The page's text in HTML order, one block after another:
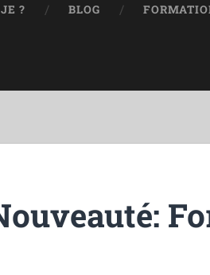
? BLOG